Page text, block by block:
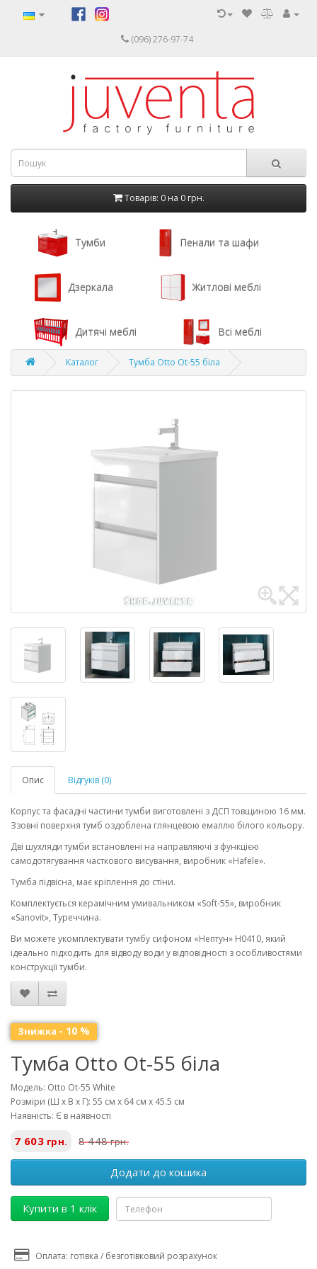
(096) 276-97-74
Товарів: 0 на 0 грн.
Тумби Пенали та шафи
Дзеркала Житлові меблі
Дитячі меблі Всі меблі
Каталог Тумба Otto Ot-55 біла
Опис Відгуків (0)
Корпус та фасадні частини тумби виготовлені з ДСП товщиною 16 мм.
Ззовні поверхня тумб оздоблена глянцевою емаллю білого кольору.
Дві шухляди тумби встановлені на направляючі з функцією
самодотягування часткового висування, виробник «Hafele».
Тумба підвісна, має кріплення до стіни.
Комплектується керамічним умивальником «Soft-55», виробник
«Sanovit», Туреччина.
Ви можете укомплектувати тумбу сифоном «Нептун» Н0410, який
ідеально підходить для відводу води у відповідності з особливостями
конструкції тумби.
Знижка - 10 %
Тумба Otto Ot-55 біла
Модель: Otto Ot-55 White
Розміри (Ш х В х Г): 55 см x 64 см x 45.5 см
Наявність: Є в наявності
7 603 грн. 8 448грн.
Додати до кошика
Купити в 1 клік
Оплата: готівка / безготівковий розрахунок